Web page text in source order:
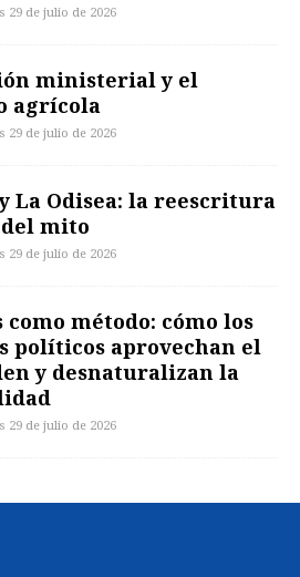
29 de julio de 2026
ministerial y el
agrícola
29 de julio de 2026
La Odisea: la reescritura
mito
29 de julio de 2026
como método: cómo los
políticos aprovechan el
y desnaturalizan la
29 de julio de 2026